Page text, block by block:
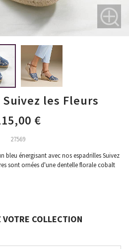
les Fleurs
€
27569
bleu énergisant avec nos espadrilles Suivez
sont ornées d'une dentelle florale cobalt
VOTRE COLLECTION